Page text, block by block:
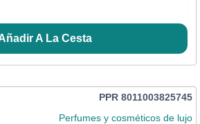
A La Cesta
PPR 8011003825745
Perfumes y cosméticos de lujo